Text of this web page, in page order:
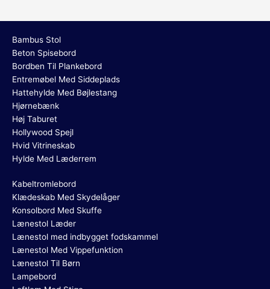
Bambus Stol
Beton Spisebord
Bordben Til Plankebord
Entremøbel Med Siddeplads
Hattehylde Med Bøjlestang
Hjørnebænk
Høj Taburet
Hollywood Spejl
Hvid Vitrineskab
Hylde Med Læderrem
Kabeltromlebord
Klædeskab Med Skydelåger
Konsolbord Med Skuffe
Lænestol Læder
Lænestol med indbygget fodskammel
Lænestol Med Vippefunktion
Lænestol Til Børn
Lampebord